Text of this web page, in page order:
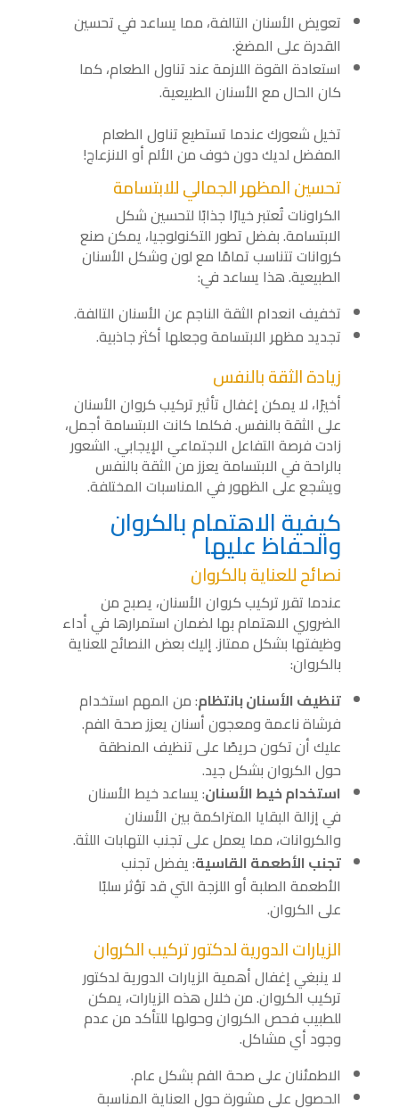
تعويض الأسنان التالفة، مما يساعد في تحسين
القدرة على المضغ.
استعادة القوة اللازمة عند تناول الطعام، كما
كان الحال مع الأسنان الطبيعية.
تخيل شعورك عندما تستطيع تناول الطعام
المفضل لديك دون خوف من الألم أو الانزعاج!
تحسين المظهر الجمالي للابتسامة
الكراونات تُعتبر خيارًا جذابًا لتحسين شكل
الابتسامة. بفضل تطور التكنولوجيا، يمكن صنع
كروانات تتناسب تمامًا مع لون وشكل الأسنان
الطبيعية. هذا يساعد في:
تخفيف انعدام الثقة الناجم عن الأسنان التالفة.
تجديد مظهر الابتسامة وجعلها أكثر جاذبية.
زيادة الثقة بالنفس
أخيرًا، لا يمكن إغفال تأثير تركيب كروان الأسنان
على الثقة بالنفس. فكلما كانت الابتسامة أجمل،
زادت فرصة التفاعل الاجتماعي الإيجابي. الشعور
بالراحة في الابتسامة يعزز من الثقة بالنفس
ويشجع على الظهور في المناسبات المختلفة.
كيفية الاهتمام بالكروان
والحفاظ عليها
نصائح للعناية بالكروان
عندما تقرر تركيب كروان الأسنان، يصبح من
الضروري الاهتمام بها لضمان استمرارها في أداء
وظيفتها بشكل ممتاز. إليك بعض النصائح للعناية
بالكروان:
تنظيف الأسنان بانتظام: من المهم استخدام
فرشاة ناعمة ومعجون أسنان يعزز صحة الفم.
عليك أن تكون حريصًا على تنظيف المنطقة
حول الكروان بشكل جيد.
استخدام خيط الأسنان: يساعد خيط الأسنان
في إزالة البقايا المتراكمة بين الأسنان
والكروانات، مما يعمل على تجنب التهابات اللثة.
تجنب الأطعمة القاسية: يفضل تجنب
الأطعمة الصلبة أو اللزجة التي قد تؤثر سلبًا
على الكروان.
الزيارات الدورية لدكتور تركيب الكروان
لا ينبغي إغفال أهمية الزيارات الدورية لدكتور
تركيب الكروان. من خلال هذه الزيارات، يمكن
للطبيب فحص الكروان وحولها للتأكد من عدم
وجود أي مشاكل.
الاطمئنان على صحة الفم بشكل عام.
الحصول على مشورة حول العناية المناسبة